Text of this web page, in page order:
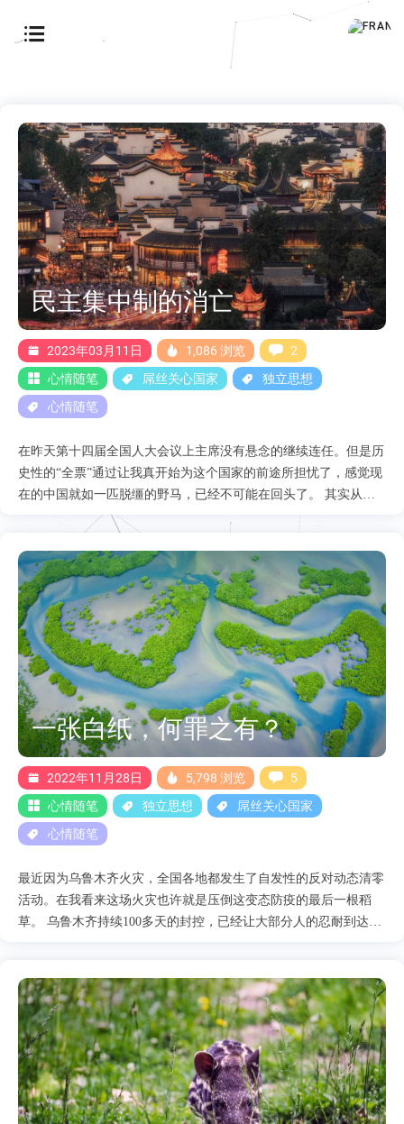
民主集中制的消亡
2023年03月11日 1,086 浏览 2
心情随笔 屌丝关心国家 独立思想
心情随笔
在昨天第十四届全国人大会议上主席没有悬念的继续连任。但是历
史性的“全票”通过让我真开始为这个国家的前途所担忧了，感觉现
在的中国就如一匹脱缰的野马，已经不可能在回头了。 其实从江
时期中国内部采取的一直是民主集中制，绝非是定于一尊。这里我
先谈谈民主集中制对共产党这个政权的好处。 限制权力的膨胀 这
是民主最重要的核心，民主集中制的基础就是党内会出现不同的声
音，那么党内就一定是可以有多个派系来相互制约，即便是主席也
需要平衡这其中的关系，这个好处显而易见就是不会像封建王朝皇
帝的权力不受控制，任何决策还是要得到大部分人的认可的。 相
对良性的循环 因为有多个派系的原因，势必会出现一些部门上的
权力之争，因为都想让自己所在的派系变得强大，虽然从政府层面
上看执行效率会下降，但是好处也是显而易见的，就是因为有竞
争，权力就不会过于集中，那么在任用官员及制定政策上相对有一
定的门槛，有利于政府的运作。 其实在我看来民主的根本目的就
是限制权力的泛滥，从而不会让一个政权陷入深渊，以前的中国党
内是存在民主的，就比如在江胡时期任何的投票都会出现反对与弃
权，最有代表性的一次就是江在留任军委主席的时候获得了98张反
对票以及1....
一张白纸，何罪之有？
2022年11月28日 5,798 浏览 5
心情随笔 独立思想 屌丝关心国家
心情随笔
最近因为乌鲁木齐火灾，全国各地都发生了自发性的反对动态清零
活动。在我看来这场火灾也许就是压倒这变态防疫的最后一根稻
草。 乌鲁木齐持续100多天的封控，已经让大部分人的忍耐到达了
没到达爆发的阀值。但是乌鲁木齐事件彻底打破了百姓的临界点。
全国各地都开始了抗议游行活动，并且许多高校学生也加入到了这
场声势浩大的抗议当中。我们都知道越在这个时候，中国的意识形
态控制就会更加严厉，所以网上任何涉及防疫的新闻，包括文章都
是会被秒删。其实矛盾已经激化了，这时候政府做的应该是疏通，
但是他们仍然愚蠢的认为只要解决提出问题的人，问题就不存在
了。所以他们依然采用传统的的戒严方式。 但是现在的中国已经